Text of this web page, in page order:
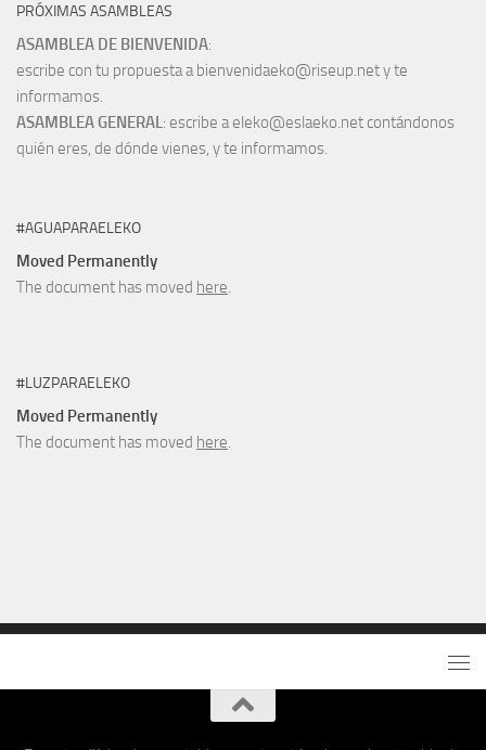
PRÓXIMAS ASAMBLEAS
ASAMBLEA DE BIENVENIDA:
escribe con tu propuesta a bienvenidaeko@riseup.net y te
informamos.
ASAMBLEA GENERAL: escribe a eleko@eslaeko.net contándonos
quién eres, de dónde vienes, y te informamos.
#AGUAPARAELEKO
Moved Permanently
The document has moved here.
#LUZPARAELEKO
Moved Permanently
The document has moved here.